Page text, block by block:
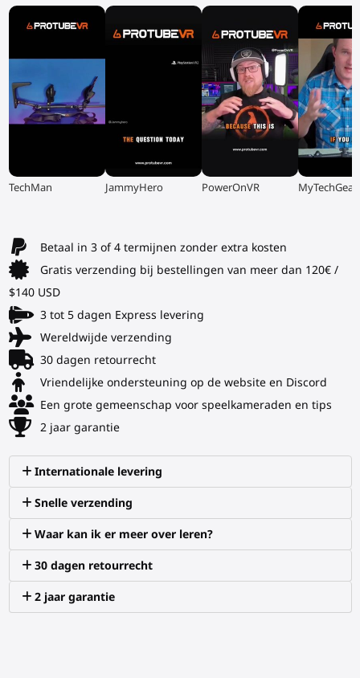
▶
TechMan ▶
JammyHero ▶
PowerOnVR ▶
MyTechGear
Betaal in 3 of 4 termijnen zonder extra kosten
Gratis verzending bij bestellingen van meer dan 120€ /
$140 USD
3 tot 5 dagen Express levering
Wereldwijde verzending
30 dagen retourrecht
Vriendelijke ondersteuning op de website en Discord
Een grote gemeenschap voor speelkameraden en tips
2 jaar garantie
Internationale levering
Snelle verzending
Waar kan ik er meer over leren?
30 dagen retourrecht
2 jaar garantie